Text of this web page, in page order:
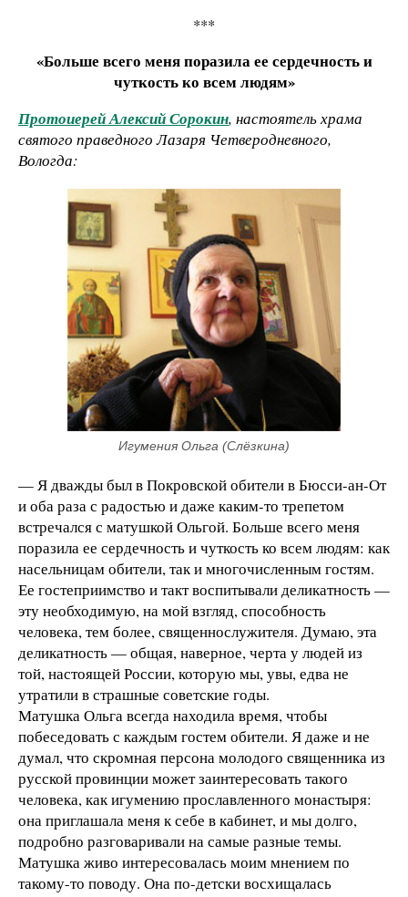
***
«Больше всего меня поразила ее сердечность и
чуткость ко всем людям»
Протоиерей Алексий Сорокин, настоятель храма
святого праведного Лазаря Четверодневного,
Вологда:
Игумения Ольга (Слёзкина)
— Я дважды был в Покровской обители в Бюсси-ан-От
и оба раза с радостью и даже каким-то трепетом
встречался с матушкой Ольгой. Больше всего меня
поразила ее сердечность и чуткость ко всем людям: как
насельницам обители, так и многочисленным гостям.
Ее гостеприимство и такт воспитывали деликатность —
эту необходимую, на мой взгляд, способность
человека, тем более, священнослужителя. Думаю, эта
деликатность — общая, наверное, черта у людей из
той, настоящей России, которую мы, увы, едва не
утратили в страшные советские годы.
Матушка Ольга всегда находила время, чтобы
побеседовать с каждым гостем обители. Я даже и не
думал, что скромная персона молодого священника из
русской провинции может заинтересовать такого
человека, как игумению прославленного монастыря:
она приглашала меня к себе в кабинет, и мы долго,
подробно разговаривали на самые разные темы.
Матушка живо интересовалась моим мнением по
такому-то поводу. Она по-детски восхищалась